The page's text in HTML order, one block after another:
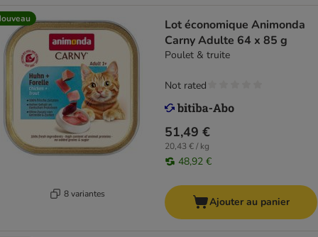
8 variantes
Lot économique Animonda
Carny Adulte 64 x 85 g
Poulet & truite
51,49 €
20,43 € / kg
48,92 €
Not rated
Ajouter au panier